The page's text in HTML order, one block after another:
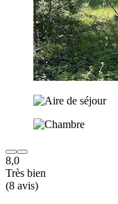
8,0
Très bien
(8 avis)